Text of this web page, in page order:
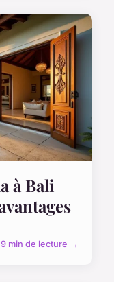
à Bali
9 min de lecture →